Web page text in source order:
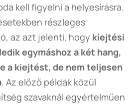
kell figyelni a helyesírásra.
részleges
az azt jelenti, hogy kiejtési
egymáshoz a két hang,
a kiejtést, de nem teljesen
. Az előző példák közül
szavaknál egyértelműen